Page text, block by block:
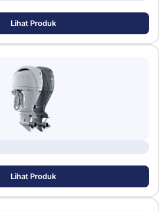
Lihat Produk
Lihat Produk